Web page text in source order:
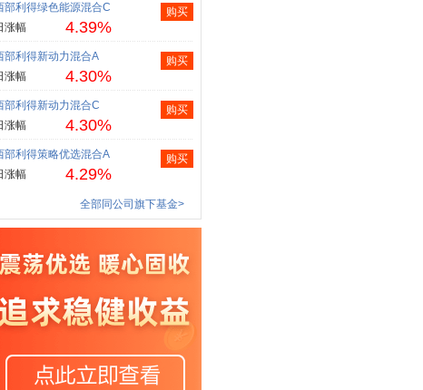
部利得绿色能源混合C
涨幅
4.39%
购买
部利得新动力混合A
涨幅
4.30%
购买
部利得新动力混合C
涨幅
4.30%
购买
部利得策略优选混合A
涨幅
4.29%
购买
全部同公司旗下基金>